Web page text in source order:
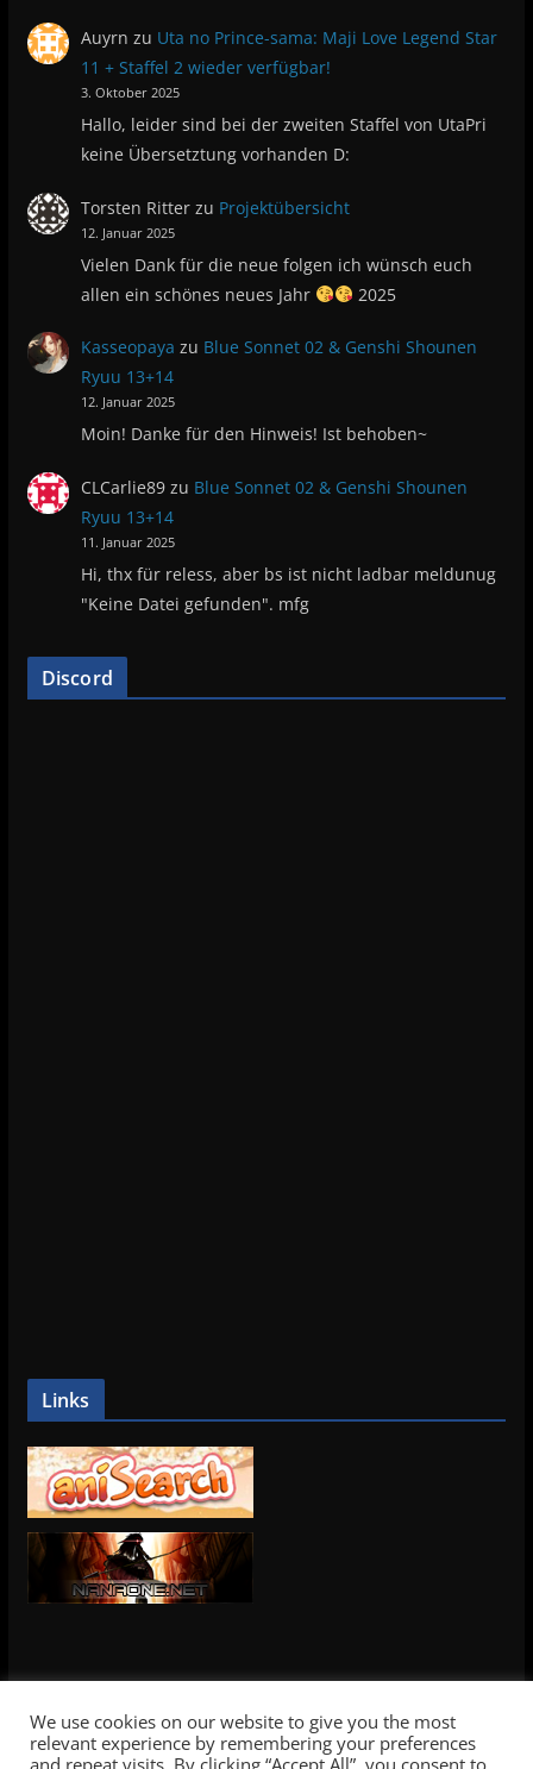
Auyrn zu Uta no Prince-sama: Maji Love Legend Star
11 + Staffel 2 wieder verfügbar!
3. Oktober 2025
Hallo, leider sind bei der zweiten Staffel von UtaPri
keine Übersetztung vorhanden D:
Torsten Ritter zu Projektübersicht
12. Januar 2025
Vielen Dank für die neue folgen ich wünsch euch
allen ein schönes neues Jahr
2025
Kasseopaya zu Blue Sonnet 02 & Genshi Shounen
Ryuu 13+14
12. Januar 2025
Moin! Danke für den Hinweis! Ist behoben~
CLCarlie89 zu Blue Sonnet 02 & Genshi Shounen
Ryuu 13+14
11. Januar 2025
Hi, thx für reless, aber bs ist nicht ladbar meldunug
"Keine Datei gefunden". mfg
Discord
Links
We use cookies on our website to give you the most
relevant experience by remembering your preferences
and repeat visits. By clicking “Accept All”, you consent to